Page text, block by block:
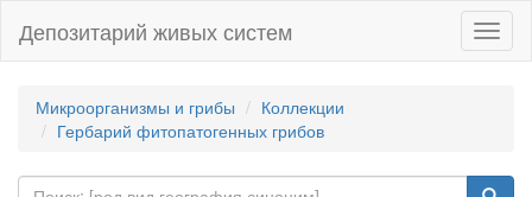
Депозитарий живых систем
Микроорганизмы и грибы
Коллекции
Гербарий фитопатогенных грибов